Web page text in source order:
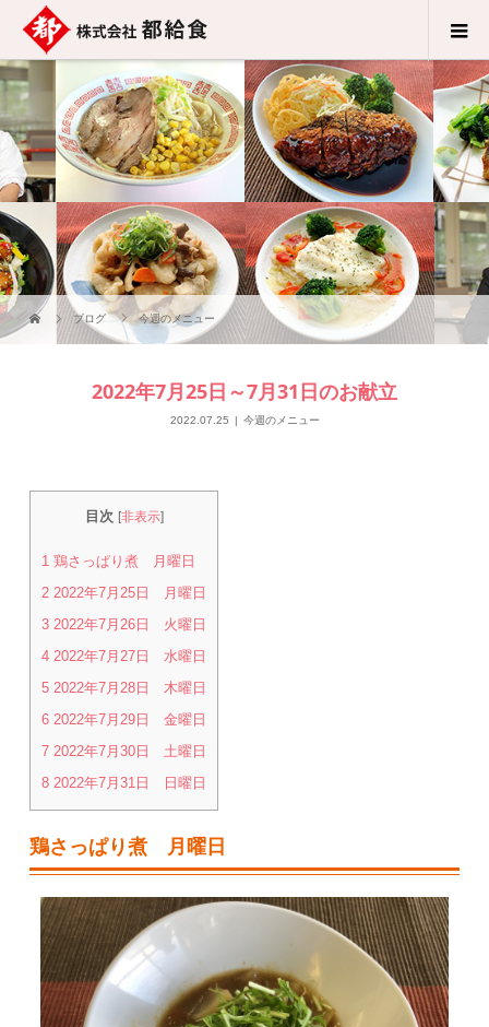
ブログ 今週のメニュー
2022年7月25日～7月31日のお献立
2022.07.25 今週のメニュー
目次 [非表示]
1 鶏さっぱり煮 月曜日
2 2022年7月25日 月曜日
3 2022年7月26日 火曜日
4 2022年7月27日 水曜日
5 2022年7月28日 木曜日
6 2022年7月29日 金曜日
7 2022年7月30日 土曜日
8 2022年7月31日 日曜日
鶏さっぱり煮 月曜日